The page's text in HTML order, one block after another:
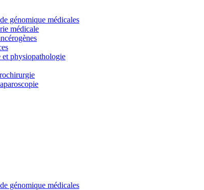
génomique médicales
médicale
et physiopathologie
génomique médicales